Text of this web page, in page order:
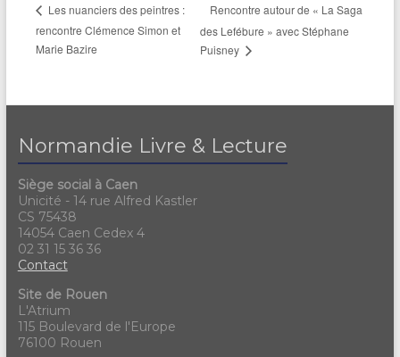
Les nuanciers des peintres :
rencontre Clémence Simon et
Marie Bazire
Rencontre autour de « La Saga
des Lefébure » avec Stéphane
Puisney
Normandie Livre & Lecture
Siège social à Caen
Unicité - 14 rue Alfred Kastler
CS 75438
14054 Caen Cedex 4
02 31 15 36 36
Contact
Site de Rouen
L'Atrium
115 Boulevard de l'Europe
76100 Rouen